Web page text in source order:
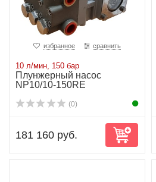
избранное сравнить
10 л/мин, 150 бар
Плунжерный насос
NP10/10-150RE
(0)
181 160 руб.